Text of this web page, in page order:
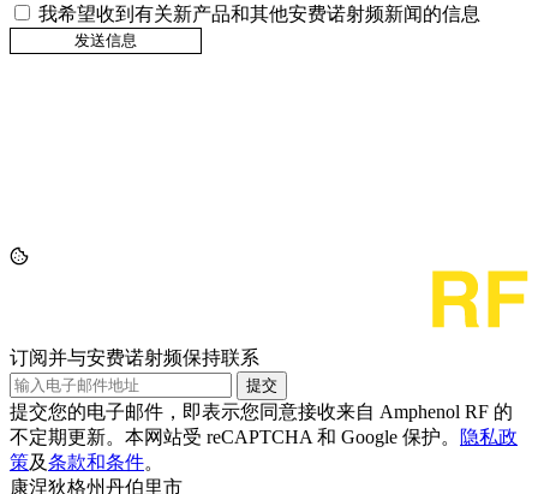
我希望收到有关新产品和其他安费诺射频新闻的信息
订阅并与安费诺射频保持联系
提交
提交您的电子邮件，即表示您同意接收来自 Amphenol RF 的
不定期更新。本网站受 reCAPTCHA 和 Google 保护。
隐私政
策及条款和条件。
康涅狄格州丹伯里市